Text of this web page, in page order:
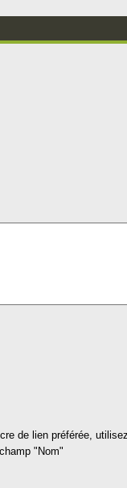
de lien préférée,
"Nom"